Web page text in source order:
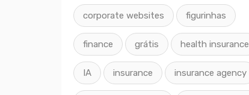
corporate websites figurinhas
finance grátis health insurance
IA insurance insurance agency